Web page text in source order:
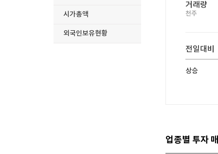
미네르바아카데미
스페셜강의
증권 데이터
매매신호 (랭킹
국내증시
시가총액
외국인보유현황
거래량
천주
전일대비
상승
업종별 투자